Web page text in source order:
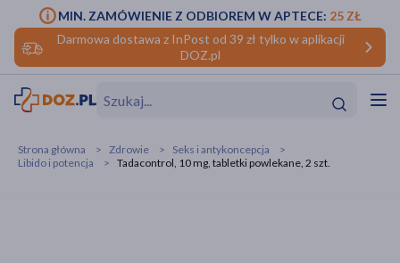
Darmowa dostawa z InPost od 39 zł tylko w aplikacji
DOZ.pl
MIN. ZAMÓWIENIE Z ODBIOREM W APTECE: 25 ZŁ
Strona główna Zdrowie
Seks i antykoncepcja
Libido i potencja
Tadacontrol, 10 mg, tabletki powlekane, 2 szt.